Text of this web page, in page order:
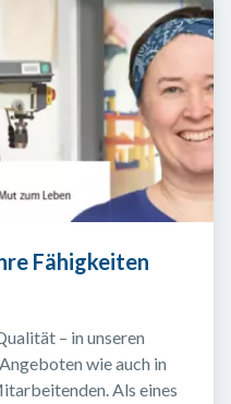
Fähigkeiten
– in unseren
wie auch in
Als eines